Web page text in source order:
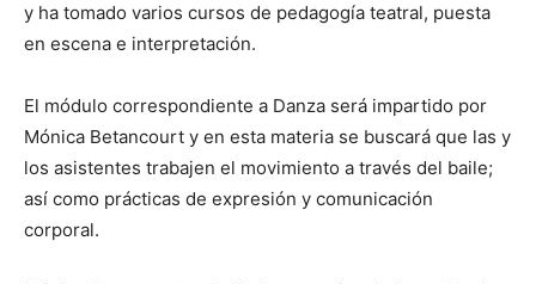
y ha tomado varios cursos de pedagogía teatral, puesta
en escena e interpretación.
El módulo correspondiente a Danza será impartido por
Mónica Betancourt y en esta materia se buscará que las y
los asistentes trabajen el movimiento a través del baile;
así como prácticas de expresión y comunicación
corporal.